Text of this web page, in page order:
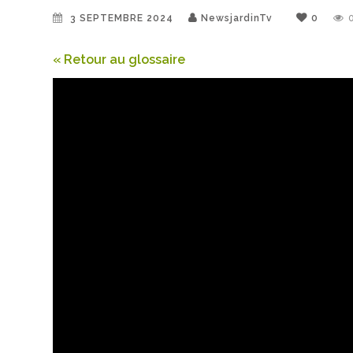
3 SEPTEMBRE 2024 NewsjardinTv 0 0
« Retour au glossaire